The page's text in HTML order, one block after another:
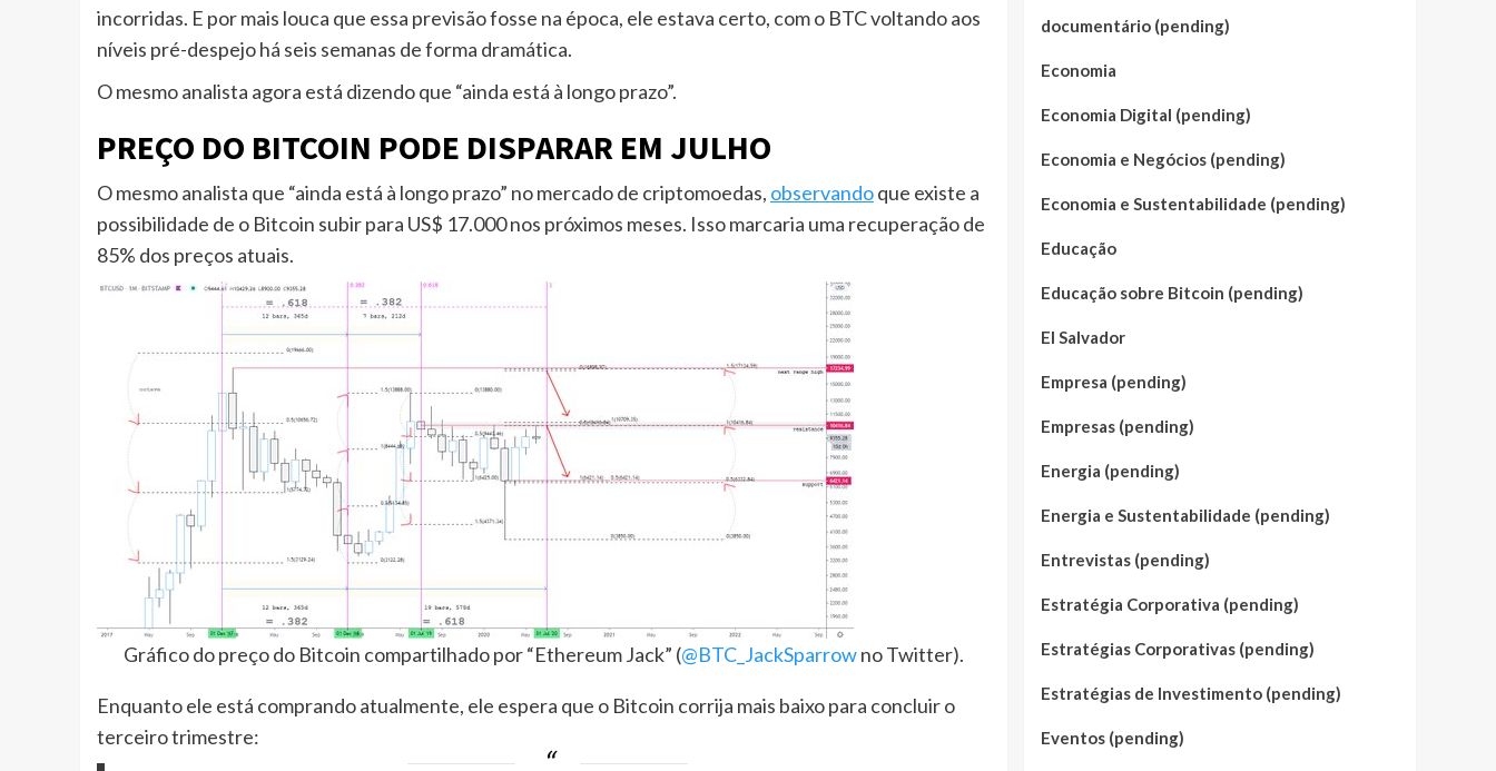
incorridas. E por mais louca que essa previsão fosse na época, ele estava certo, com o BTC voltando aos
níveis pré-despejo há seis semanas de forma dramática.
O mesmo analista agora está dizendo que “ainda está à longo prazo”.
PREÇO DO BITCOIN PODE DISPARAR EM JULHO
O mesmo analista que “ainda está à longo prazo” no mercado de criptomoedas, observandoque existe a
possibilidade de o Bitcoin subir para US$ 17.000 nos próximos meses. Isso marcaria uma recuperação de
85% dos preços atuais.
Gráfico do preço do Bitcoin compartilhado por “Ethereum Jack” (@BTC_JackSparrowno Twitter).
Enquanto ele está comprando atualmente, ele espera que o Bitcoin corrija mais baixo para concluir o
terceiro trimestre:
documentário (pending)
Economia
Economia Digital (pending)
Economia e Negócios (pending)
Economia e Sustentabilidade (pending)
Educação
Educação sobre Bitcoin (pending)
El Salvador
Empresa (pending)
Empresas (pending)
Energia (pending)
Energia e Sustentabilidade (pending)
Entrevistas (pending)
Estratégia Corporativa (pending)
Estratégias Corporativas (pending)
Estratégias de Investimento (pending)
Eventos (pending)